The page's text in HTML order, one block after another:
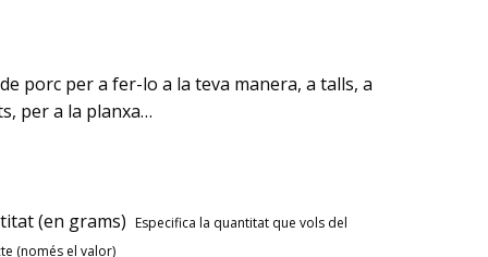
porc per a fer-lo a la teva manera, a talls, a
per a la planxa…
(en grams) Especifica la quantitat que vols del
(només el valor)